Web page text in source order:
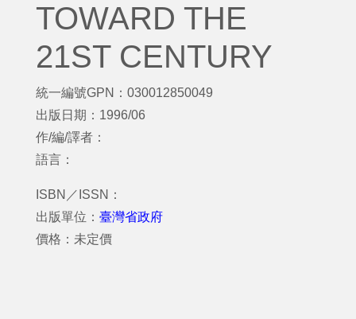
TOWARD THE
21ST CENTURY
統一編號GPN：030012850049
出版日期：1996/06
作/編/譯者：
語言：
ISBN／ISSN：
出版單位： 臺灣省政府
價格：未定價